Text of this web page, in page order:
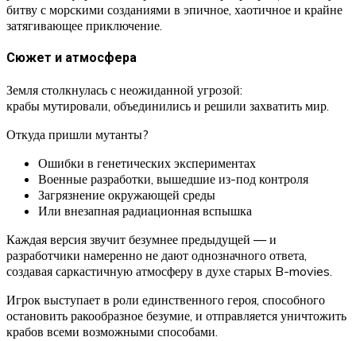
битву с морскими созданиями в эпичное, хаотичное и крайне
затягивающее приключение.
Сюжет и атмосфера
Земля столкнулась с неожиданной угрозой:
крабы мутировали, объединились и решили захватить мир.
Откуда пришли мутанты?
Ошибки в генетических экспериментах
Военные разработки, вышедшие из-под контроля
Загрязнение окружающей среды
Или внезапная радиационная вспышка
Каждая версия звучит безумнее предыдущей — и
разработчики намеренно не дают однозначного ответа,
создавая саркастичную атмосферу в духе старых B-movies.
Игрок выступает в роли единственного героя, способного
остановить ракообразное безумие, и отправляется уничтожить
крабов всеми возможными способами.